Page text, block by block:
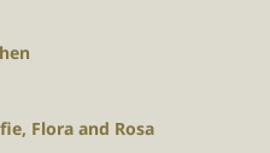
Flora and Rosa